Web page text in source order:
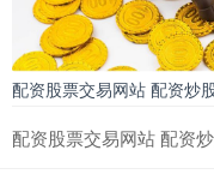
配资股票交易网站 配资炒
配资股票交易网站 配资